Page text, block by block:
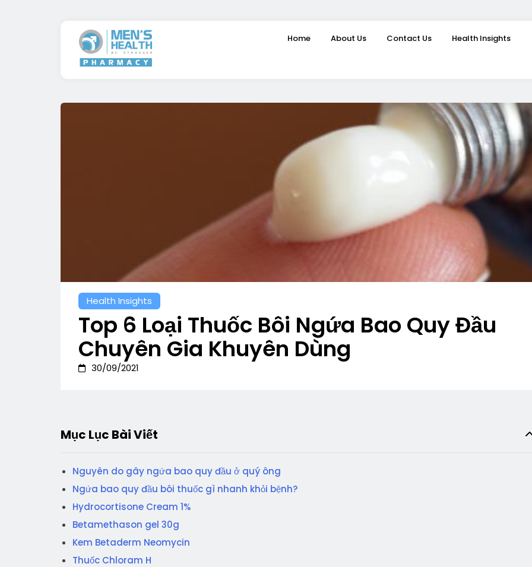
Home About Us Contact Us Health Insights
Health Insights
Top 6 Loại Thuốc Bôi Ngứa Bao Quy Đầu
Chuyên Gia Khuyên Dùng
30/09/2021
Mục Lục Bài Viết
Nguyên do gây ngứa bao quy đầu ở quý ông
Ngứa bao quy đầu bôi thuốc gì nhanh khỏi bệnh?
Hydrocortisone Cream 1%
Betamethason gel 30g
Kem Betaderm Neomycin
Thuốc Chloram H